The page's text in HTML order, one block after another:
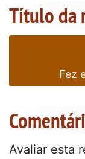
Título da
Fez
Avaliar esta